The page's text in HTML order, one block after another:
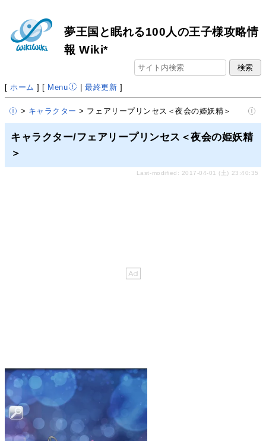
夢王国と眠れる100人の王子様攻略情
報 Wiki*
[ ホーム ] [ Menu |最終更新 ]
> キャラクター > フェアリープリンセス＜夜会の姫妖精＞
キャラクター/フェアリープリンセス＜夜会の姫妖精
＞
Last-modified: 2017-04-01 (土) 23:40:35